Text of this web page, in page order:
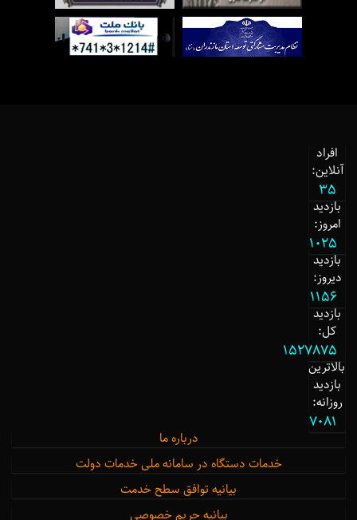
افراد
آنلاین:
35
بازدید
امروز:
1025
بازدید
دیروز:
1156
بازدید
کل:
1527875
بالاترین
بازدید
روزانه:
7081
درباره ما
خدمات دستگاه در سامانه ملی خدمات دولت
بیانیه توافق سطح خدمت
بیانیه حریم خصوصی